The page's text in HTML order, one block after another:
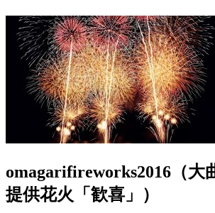
omagarifireworks2016（大
提供花火「歓喜」）